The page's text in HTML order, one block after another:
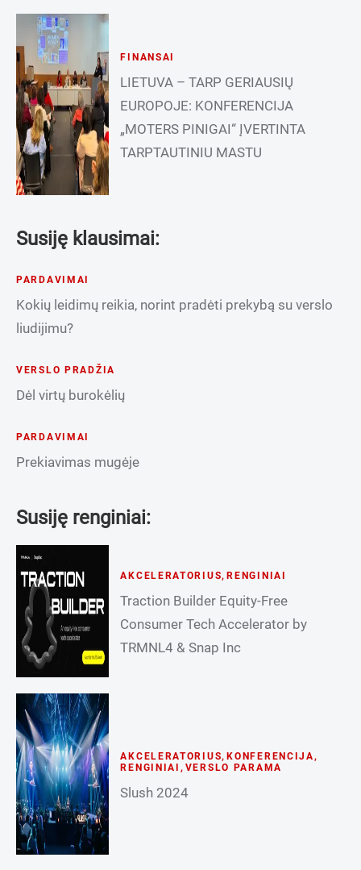
FINANSAI
LIETUVA – TARP GERIAUSIŲ
EUROPOJE: KONFERENCIJA
„MOTERS PINIGAI“ ĮVERTINTA
TARPTAUTINIU MASTU
Susiję klausimai:
PARDAVIMAI
Kokių leidimų reikia, norint pradėti prekybą su verslo
liudijimu?
VERSLO PRADŽIA
Dėl virtų burokėlių
PARDAVIMAI
Prekiavimas mugėje
Susiję renginiai:
AKCELERATORIUS, RENGINIAI
Traction Builder Equity-Free
Consumer Tech Accelerator by
TRMNL4 & Snap Inc
AKCELERATORIUS, KONFERENCIJA,
RENGINIAI , VERSLO PARAMA
Slush 2024